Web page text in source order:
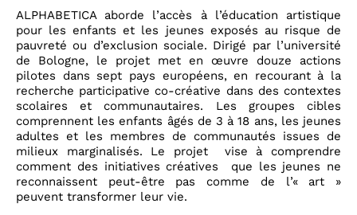
ALPHABETICA aborde l’accès à l’éducation artistique
pour les enfants et les jeunes exposés au risque de
pauvreté ou d’exclusion sociale. Dirigé par l’université
de Bologne, le projet met en œuvre douze actions
pilotes dans sept pays européens, en recourant à la
recherche participative co-créative dans des contextes
scolaires et communautaires. Les groupes cibles
comprennent les enfants âgés de 3 à 18 ans, les jeunes
adultes et les membres de communautés issues de
milieux marginalisés. Le projet vise à comprendre
comment des initiatives créatives que les jeunes ne
reconnaissent peut-être pas comme de l’« art »
peuvent transformer leur vie.